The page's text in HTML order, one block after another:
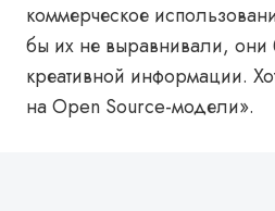
коммерческое
бы их не выравнивали,
креативной информации.
на Open Source-модели».